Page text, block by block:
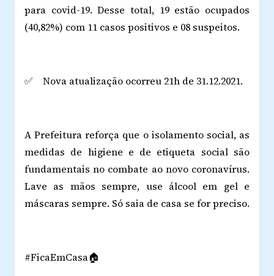
para covid-19. Desse total, 19 estão ocupados
(40,82%) com 11 casos positivos e 08 suspeitos.
✅ Nova atualização ocorreu 21h de 31.12.2021.
A Prefeitura reforça que o isolamento social, as
medidas de higiene e de etiqueta social são
fundamentais no combate ao novo coronavírus.
Lave as mãos sempre, use álcool em gel e
máscaras sempre. Só saia de casa se for preciso.
#FicaEmCasa🏠